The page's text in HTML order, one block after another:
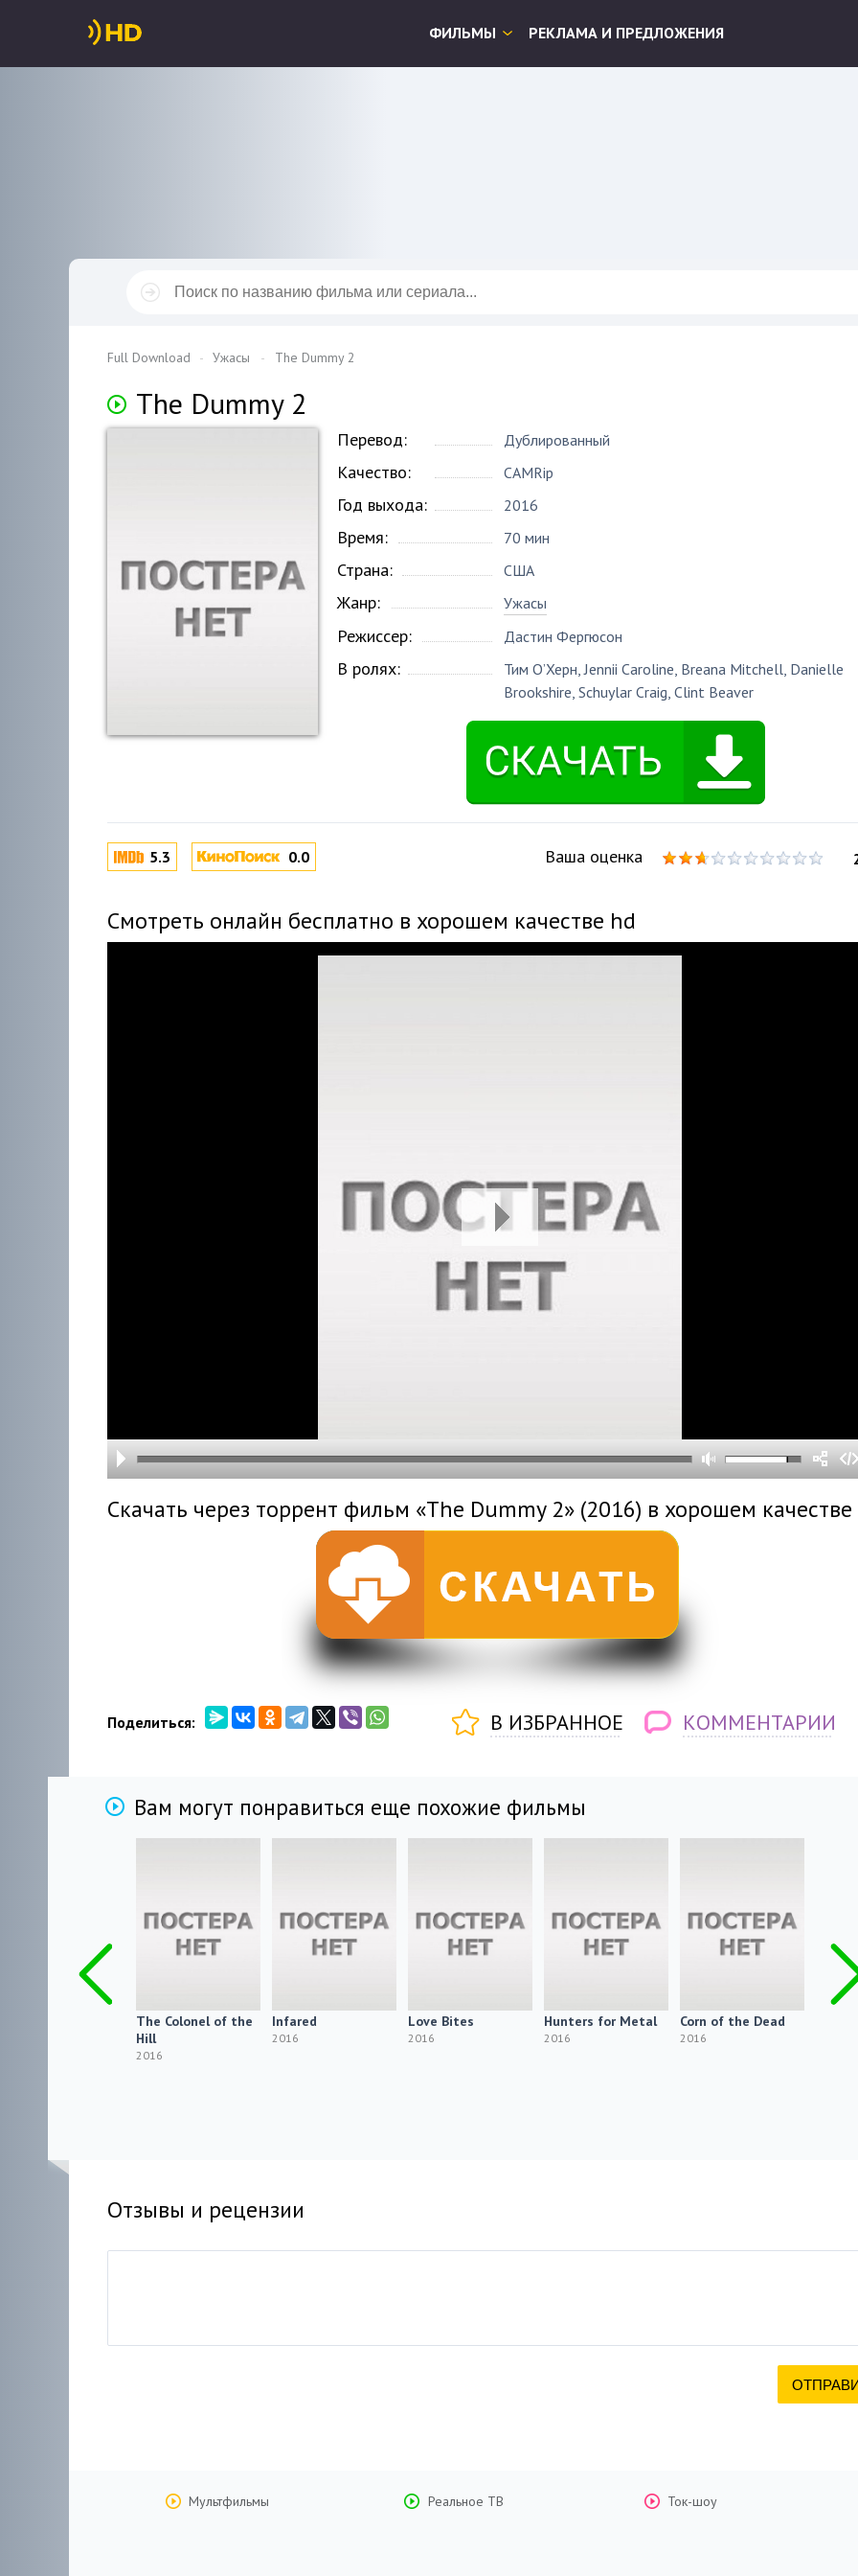
ФИЛЬМЫ РЕКЛАМА И ПРЕДЛОЖЕНИЯ
Full Download Ужасы The Dummy 2
The Dummy 2
Перевод: Дублированный
Качество: CAMRip
Год выхода: 2016
Время: 70 мин
Страна: США
Жанр: Ужасы
Режиссер: Дастин Фергюсон
В ролях: Тим О’Херн,Jennii Caroline, Breana Mitchell, Danielle
Brookshire, Schuylar Craig, Clint Beaver
5.3 0.0 Ваша оценка
Смотреть онлайн бесплатно в хорошем качестве hd
Скачать через торрент фильм «The Dummy 2» (2016) в хорошем качестве
Поделиться: В ИЗБРАННОЕ КОММЕНТАРИИ
Вам могут понравиться еще похожие фильмы
The Colonel of the
Hill
2016
Infared
2016
Love Bites
2016
Hunters for Metal
2016
Corn of the Dead
2016
Отзывы и рецензии
Мультфильмы Реальное ТВ Ток-шоу